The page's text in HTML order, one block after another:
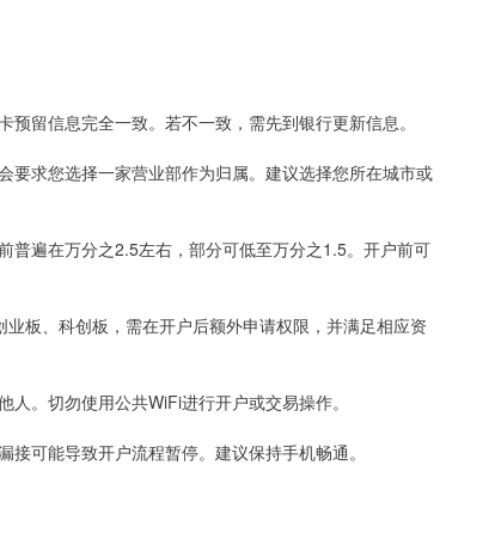
留信息完全一致。若不一致，需先到银行更新信息。
要求您选择一家营业部作为归属。建议选择您所在城市或
普遍在万分之2.5左右，部分可低至万分之1.5。开户前可
板、科创板，需在开户后额外申请权限，并满足相应资
。切勿使用公共WiFi进行开户或交易操作。
可能导致开户流程暂停。建议保持手机畅通。